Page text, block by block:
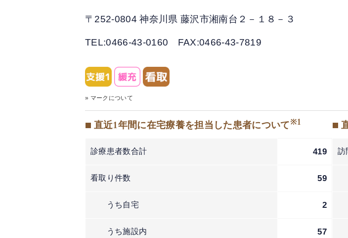
〒252-0804 神奈川県 藤沢市湘南台２－１８－３
TEL:0466-43-0160 FAX:0466-43-7819
» マークについて
■ 直近1年間に在宅療養を担当した患者について※1
診療患者数合計 419
看取り件数 59
うち自宅 2
うち施設内 57
■
訪